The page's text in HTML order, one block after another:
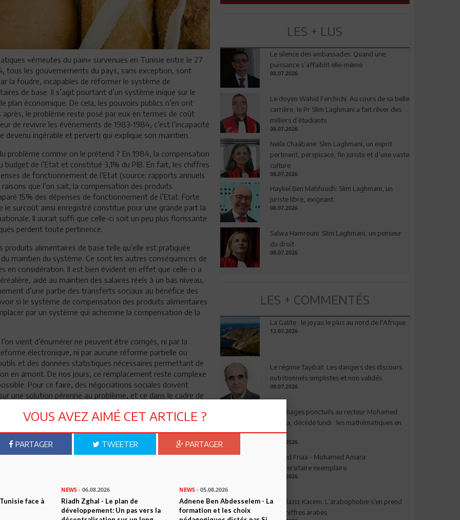
«émeutes du pain» survenues en Tunisie entre le 27
tous les gouvernements du pays, sans exception, sont
la foudre, incapables de réformer le système de
de base. Il s’agit pourtant d’un système inique sur le
plan économique. De cela, les pouvoirs publics n’en ont
le problème reste posé par eux en termes de coût
de revivre les évènements de 1983-1984, c’est l’incapacité
ingérable et perverti qui explique son maintien.
problème comme on le prétend ? En 1984, la compensation
de l’Etat et constitué 3,1% du PIB. En fait, les chiffres
de fonctionnement de l’Etat (source: rapports annuels
que l’on sait, la compensation des produits
15% des dépenses de fonctionnement de l’Etat. Forte
surcoût ainsi enregistré constitue pour une grande part la
Il aurait suffi que celle-ci soit un peu plus florissante
perdent toute pertinence.
alimentaires de base telle qu’elle est pratiquée
maintien du système. Ce sont les autres conséquences de
en considération. Il est bien évident en effet que celle-ci a
aidé au maintien des salaires réels à un bas niveau,
d’une partie des transferts sociaux au bénéfice des
si le système de compensation des produits alimentaires
par un système qui achemine la compensation de la
vient d’énumérer ne peuvent être corrigés, ni par la
électronique, ni par aucune réforme partielle ou
et des données statistiques nécessaires permettant de
en amont. De nos jours, ce remplacement reste complexe
Pour ce faire, des négociations sociales doivent
une solution pérenne au problème, et ce dans le cadre de
autre démarche n’est pertinente ou viable à terme.
PARTAGEZ-LE AVEC VOS AMIS !
LES + LUS
Le silence des ambassades: Quand une
puissance s’affaiblit elle-même
08.07.2026
Le doyen Wahid Ferchichi: Au cours de sa belle
carrière, le Pr Slim Laghmani a fait rêver des
milliers d’étudiants
08.07.2026
Neila Chaâbane: Slim Laghmani, un esprit
pertinent, perspicace, fin juriste et d’une vaste
culture
08.07.2026
Haykel Ben Mahfoudh: Slim Laghmani, un
juriste libre, exigeant
08.07.2026
Salwa Hamrouni: Slim Laghmani, un penseur
du droit
08.07.2026
LES + COMMENTÉS
La Galite : le joyau le plus au nord de l'Afrique
12.07.2026
Le régime Tayibat: Les dangers des discours
nutritionnels simplistes et non validés
09.07.2026
Hommages ponctués au recteur Mohamed
Amara, décédé lundi : les mathématiques en
deuil
03.08.2026
Ahmed Friaa - Mohamed Amara:
l’Universitaire exemplaire
04.08.2026
Abdelaziz Kacem: L’arabophobie s’en prend
aux chiffres arabes
VOUS AVEZ AIMÉ CET ARTICLE ?
PARTAGER TWEETER PARTAGER
face à
NEWS - 06.08.2026
Riadh Zghal - Le plan de
développement: Un pas vers la
NEWS- 05.08.2026
Adnene Ben Abdesselem - La
formation et les choix